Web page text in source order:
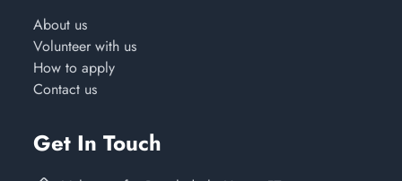
About us
Volunteer with us
How to apply
Contact us
Get In Touch